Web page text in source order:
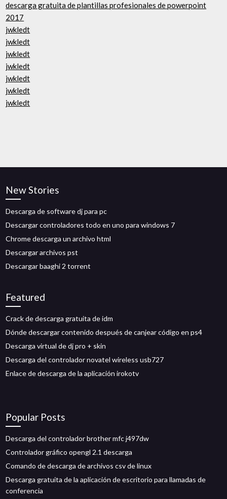
descarga gratuita de plantillas profesionales de powerpoint
2017
jwkledt
jwkledt
jwkledt
jwkledt
jwkledt
jwkledt
jwkledt
New Stories
Descarga de software dj para pc
Descargar controladores todo en uno para windows 7
Chrome descarga un archivo html
Descargar archivos pst
Descargar baaghi 2 torrent
Featured
Crack de descarga gratuita de idm
Dónde descargar contenido después de canjear código en ps4
Descarga virtual de dj pro + skin
Descarga del controlador novatel wireless usb727
Enlace de descarga de la aplicación irokotv
Popular Posts
Descarga del controlador brother mfc j497dw
Controlador gráfico opengl 2.1 descarga
Comando de descarga de archivos csv de linux
Descarga gratuita de la aplicación de escritorio para llamadas de
conferencia